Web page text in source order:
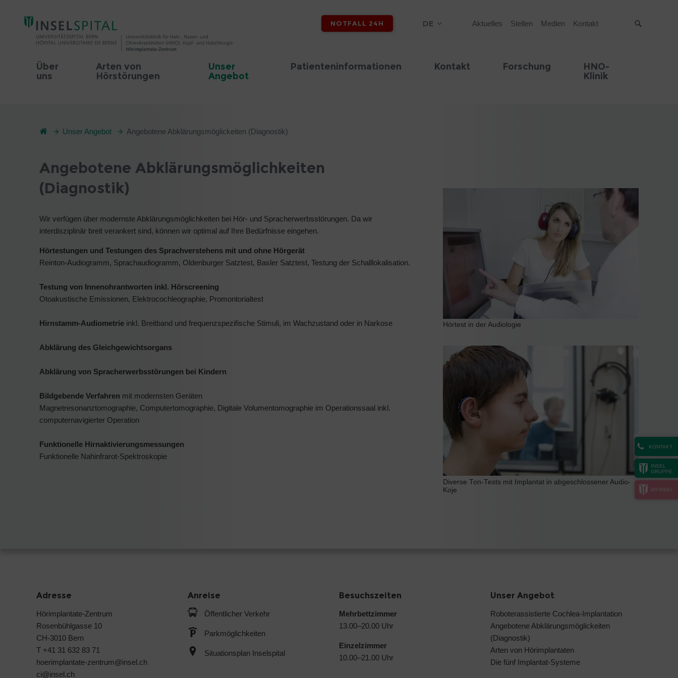
NOTFALL 24H DE Aktuelles Stellen Medien Kontakt
Über
uns
Arten von
Hörstörungen
Unser
Angebot
Patienteninformationen Kontakt Forschung
HNO-
Klinik
KONTAKT
INSEL
GRUPPE
MYINSEL
Unser Angebot Angebotene Abklärungsmöglickeiten (Diagnostik)
Angebotene Abklärungsmöglichkeiten
(Diagnostik)
Wir verfügen über modernste Abklärungsmöglichkeiten bei Hör- und Spracherwerbsstörungen. Da wir
interdisziplinär breit verankert sind, können wir optimal auf Ihre Bedürfnisse eingehen.
Hörtestungen und Testungen des Sprachverstehens mit und ohne Hörgerät
Reinton-Audiogramm, Sprachaudiogramm, Oldenburger Satztest, Basler Satztest, Testung der Schalllokalisation.
Testung von Innenohrantworten inkl. Hörscreening
Otoakustische Emissionen, Elektrocochleographie, Promontorialtest
Hirnstamm-Audiometrie inkl. Breitband und frequenzspezifische Stimuli, im Wachzustand oder in Narkose
Abklärung des Gleichgewichtsorgans
Abklärung von Spracherwerbsstörungen bei Kindern
Bildgebende Verfahren mit modernsten Geräten
Magnetresonanztomographie, Computertomographie, Digitale Volumentomographie im Operationssaal inkl.
computernavigierter Operation
Funktionelle Hirnaktivierungsmessungen
Funktionelle Nahinfrarot-Spektroskopie
Hörtest in der Audiologie
Diverse Ton-Tests mit Implantat in abgeschlossener Audio-
Koje
Adresse
Hörimplantate-Zentrum
Rosenbühlgasse 10
CH-3010 Bern
T +41 31 632 83 71
hoerimplantate-zentrum@insel.ch
ci@insel.ch
Anreise
Öffentlicher Verkehr
Parkmöglichkeiten
Situationsplan Inselspital
Besuchszeiten
Mehrbettzimmer
13.00–20.00 Uhr
Einzelzimmer
10.00–21.00 Uhr
Unser Angebot
Roboterassistierte Cochlea-Implantation
Angebotene Abklärungsmöglickeiten
(Diagnostik)
Arten von Hörimplantaten
Die fünf Implantat-Systeme